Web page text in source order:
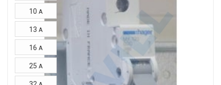
10 A
13 A
16 A
25 A